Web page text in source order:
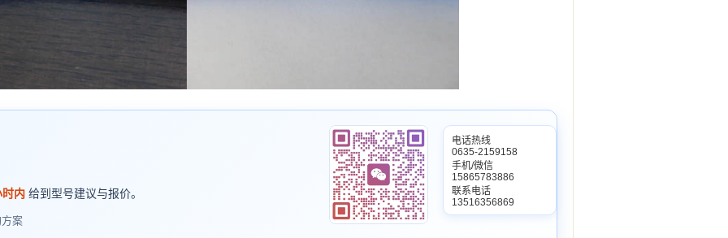
内 给到型号建议与报价。
案
电话热线
0635-2159158
手机/微信
15865783886
联系电话
13516356869